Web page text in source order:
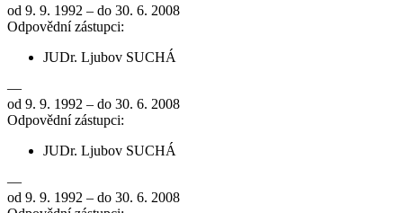
od 9. 9. 1992 – do 30. 6. 2008
Odpovědní zástupci:
JUDr. Ljubov SUCHÁ
—
od 9. 9. 1992 – do 30. 6. 2008
Odpovědní zástupci:
JUDr. Ljubov SUCHÁ
—
od 9. 9. 1992 – do 30. 6. 2008